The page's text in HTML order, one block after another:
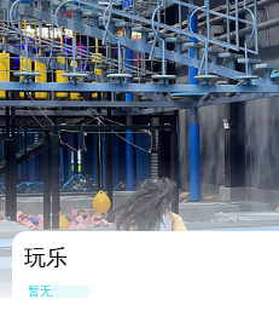
玩乐
暂无点评
